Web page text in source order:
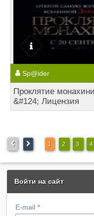
Sp@ider
Проклятие
&#124; Лицензия
1 2 3 4
Войти на сайт
E-mail